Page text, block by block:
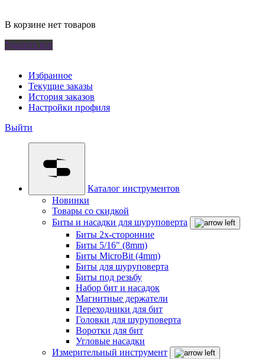
В корзине нет товаров
Удалить все
Избранное
Текущие заказы
История заказов
Настройки профиля
Выйти
Каталог инструментов
Новинки
Товары со скидкой
Биты и насадки для шуруповерта
Биты 2х-сторонние
Биты 5/16" (8mm)
Биты MicroBit (4mm)
Биты для шуруповерта
Биты под резьбу
Набор бит и насадок
Магнитные держатели
Переходники для бит
Головки для шуруповерта
Воротки для бит
Угловые насадки
Измерительный инструмент